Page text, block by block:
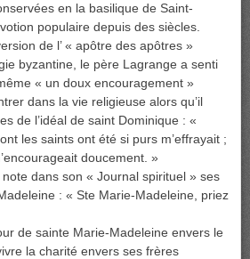
en la basilique de Saint-
populaire depuis des siècles.
de l’ « apôtre des apôtres »
byzantine, le père Lagrange a senti
« un doux encouragement »
dans la vie religieuse alors qu’il
de l’idéal de saint Dominique : «
les saints ont été si purs m’effrayait ;
doucement. »
dans son « Journal spirituel » ses
: « Ste Marie-Madeleine, priez
de sainte Marie-Madeleine envers le
la charité envers ses frères